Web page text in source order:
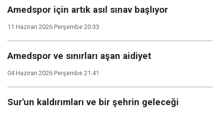
Amedspor için artık asıl sınav başlıyor
11 Haziran 2026 Perşembe 20:33
Amedspor ve sınırları aşan aidiyet
04 Haziran 2026 Perşembe 21:41
Sur'un kaldırımları ve bir şehrin geleceği